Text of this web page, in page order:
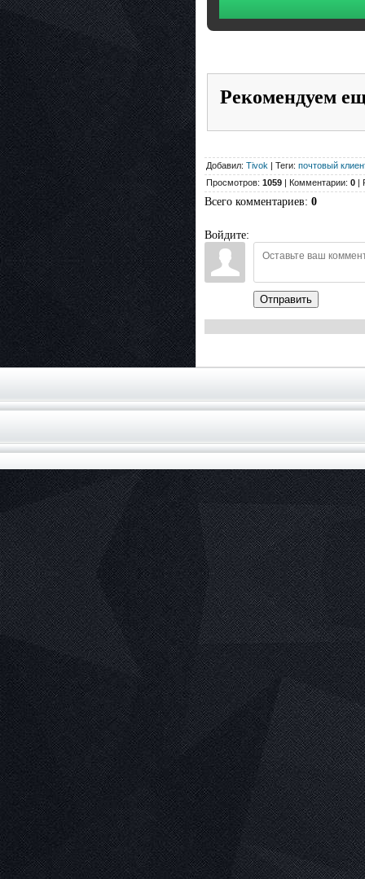
Рекомендуем
Добавил: Tivok | Теги: почтовый
Просмотров: 1059 | Комментарии: 0 |
Всего комментариев: 0
Войдите:
Отправить